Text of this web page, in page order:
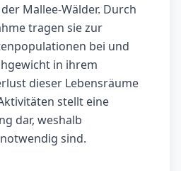
Mallee-Wälder. Durch
tragen sie zur
bei und
in ihrem
dieser Lebensräume
stellt eine
dar, weshalb
sind.